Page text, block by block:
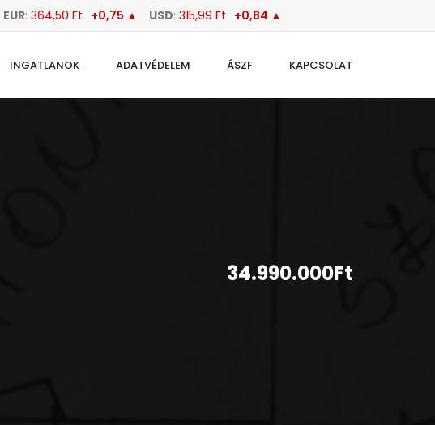
EUR: 364,50 Ft +0,75 ▲ USD: 315,99 Ft +0,84 ▲
INGATLANOK ADATVÉDELEM ÁSZF KAPCSOLAT
34.990.000Ft